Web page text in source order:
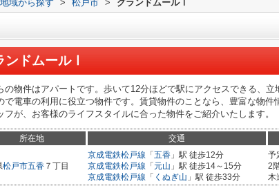
域から探す > 松戸市 > グランドムールⅠ
ンドムールⅠ
の物件はアパートです。歩いて12分ほどで駅にアクセスできる、
で電車の利用に役立つ物件です。賃貸物件のことなら、豊富な物
フが、お客様のライフスタイルに合った物件をご紹介いたします。
所在地 交通
松戸市五香 ７丁目
京成電鉄松戸線 「 五香 」駅 徒歩12分
京成電鉄松戸線 「 元山 」駅 徒歩14～15分
京成電鉄松戸線 「 くぬぎ山 」駅 徒歩33分
予
2
木